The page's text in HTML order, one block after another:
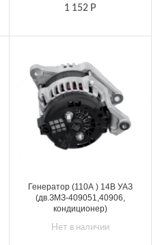
1 152 Р
Генератор (110А ) 14В УАЗ
(дв.ЗМЗ-409051,40906,
кондиционер)
Нет в наличии